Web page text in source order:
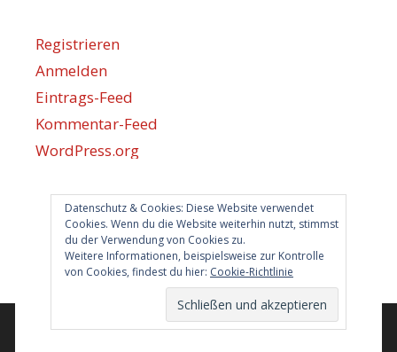
Datenschutz & Cookies: Diese Website verwendet
Cookies. Wenn du die Website weiterhin nutzt, stimmst
du der Verwendung von Cookies zu.
Weitere Informationen, beispielsweise zur Kontrolle
von Cookies, findest du hier: Cookie-Richtlinie
Registrieren
Anmelden
Eintrags-Feed
Kommentar-Feed
WordPress.org
Berlin hilft
info@berlin-hilft.com
© 2026 Berlin hilft!• Erstellt mitGeneratePress